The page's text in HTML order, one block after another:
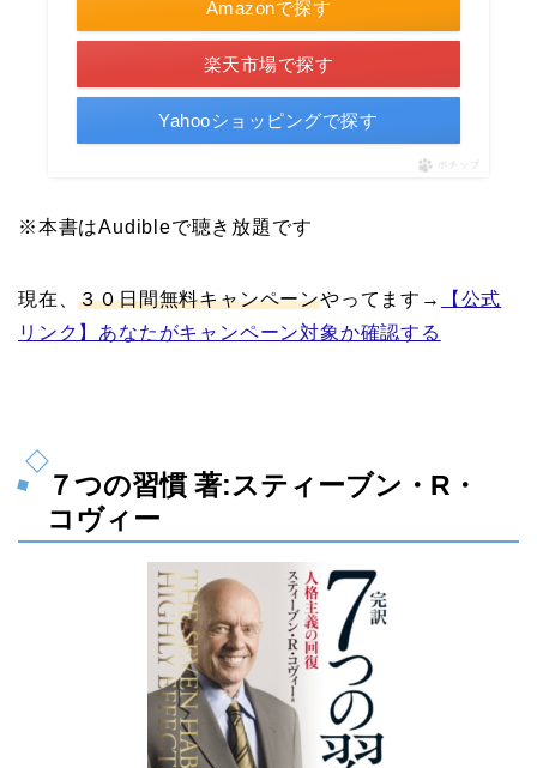
Amazonで探す
楽天市場で探す
Yahooショッピングで探す
ポチップ
※本書はAudibleで聴き放題です
現在、３０日間無料キャンペーンやってます→
【公式
リンク】あなたがキャンペーン対象か確認する
７つの習慣 著:スティーブン・R・
コヴィー